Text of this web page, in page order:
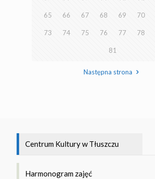
65 66 67 68 69 70
73 74 75 76 77 78
81
Następna strona
Centrum Kultury w Tłuszczu
Harmonogram zajęć